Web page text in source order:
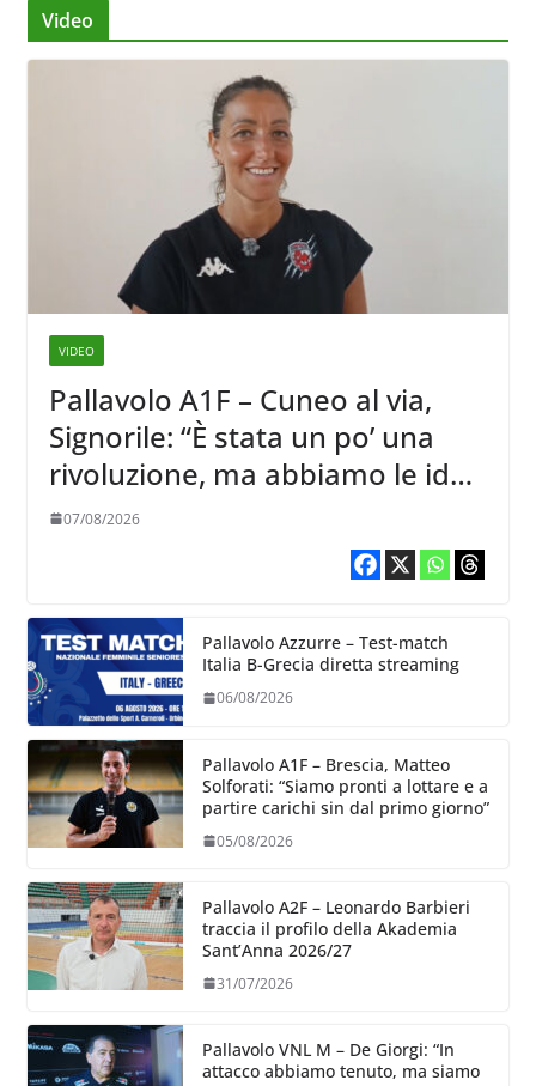
Video
VIDEO
Pallavolo A1F – Cuneo al via,
Signorile: “È stata un po’ una
rivoluzione, ma abbiamo le idee
chiare siu cosa vogliamo fare”
07/08/2026
Pallavolo Azzurre – Test-match
Italia B-Grecia diretta streaming
06/08/2026
Pallavolo A1F – Brescia, Matteo
Solforati: “Siamo pronti a lottare e a
partire carichi sin dal primo giorno”
05/08/2026
Pallavolo A2F – Leonardo Barbieri
traccia il profilo della Akademia
Sant’Anna 2026/27
31/07/2026
Pallavolo VNL M – De Giorgi: “In
attacco abbiamo tenuto, ma siamo